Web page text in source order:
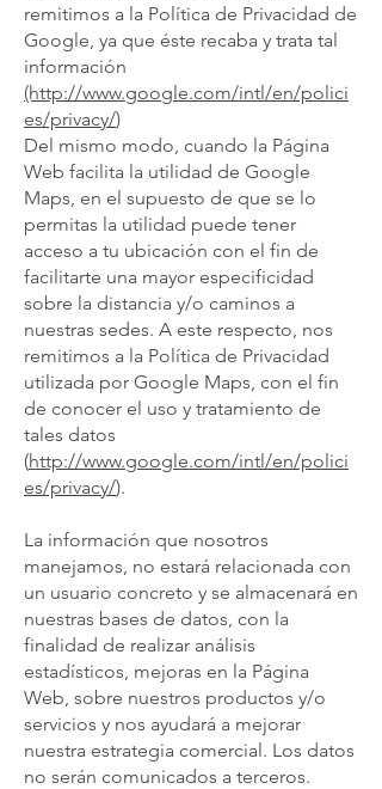
remitimos a la Política de Privacidad de
Google, ya que éste recaba y trata tal
información
(http://www.google.com/intl/en/polici
es/privacy/)
Del mismo modo, cuando la Página
Web facilita la utilidad de Google
Maps, en el supuesto de que se lo
permitas la utilidad puede tener
acceso a tu ubicación con el fin de
facilitarte una mayor especificidad
sobre la distancia y/o caminos a
nuestras sedes. A este respecto, nos
remitimos a la Política de Privacidad
utilizada por Google Maps, con el fin
de conocer el uso y tratamiento de
tales datos
(http://www.google.com/intl/en/polici
es/privacy/).
La información que nosotros
manejamos, no estará relacionada con
un usuario concreto y se almacenará en
nuestras bases de datos, con la
finalidad de realizar análisis
estadísticos, mejoras en la Página
Web, sobre nuestros productos y/o
servicios y nos ayudará a mejorar
nuestra estrategia comercial. Los datos
no serán comunicados a terceros.